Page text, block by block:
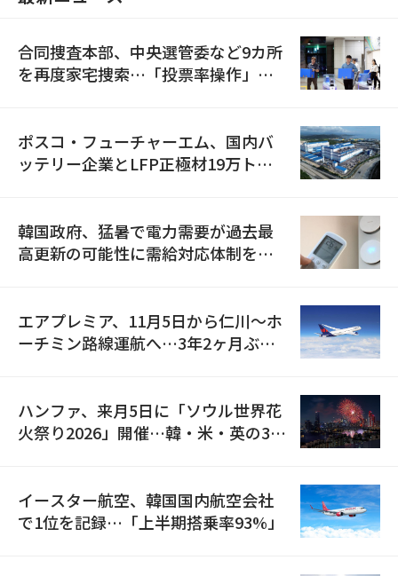
合同捜査本部、中央選管委など9カ所
を再度家宅捜索…「投票率操作」の
ポスコ・フューチャーエム、国内バ
ッテリー企業とLFP正極材19万トン
韓国政府、猛暑で電力需要が過去最
高更新の可能性に需給対応体制を点
エアプレミア、11月5日から仁川〜ホ
ーチミン路線運航へ…3年2ヶ月ぶり
ハンファ、来月5日に「ソウル世界花
火祭り2026」開催…韓・米・英の3カ
イースター航空、韓国国内航空会社
で1位を記録…「上半期搭乗率93%」